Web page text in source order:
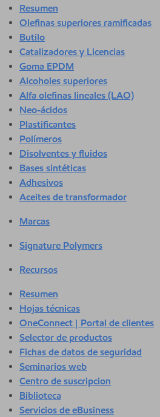
Resumen
Olefinas superiores ramificadas
Butilo
Catalizadores y Licencias
Goma EPDM
Alcoholes superiores
Alfa olefinas lineales (LAO)
Neo-ácidos
Plastificantes
Polímeros
Disolventes y fluidos
Bases sintéticas
Adhesivos
Aceites de transformador
Marcas
Signature Polymers
Recursos
Resumen
Hojas técnicas
OneConnect | Portal de clientes
Selector de productos
Fichas de datos de seguridad
Seminarios web
Centro de suscripcion
Biblioteca
Servicios de eBusiness